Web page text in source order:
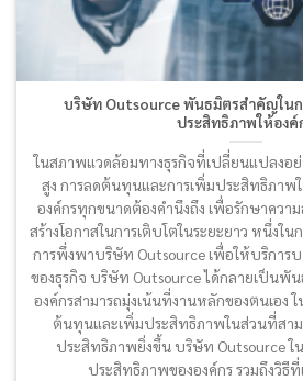
บริษัท Outsource พันธมิตรสำคัญใน
ประสิทธิภาพให้องค์
ในสภาพแวดล้อมทางธุรกิจที่เปลี่ยนแปลงอย่
สูง การลดต้นทุนและการเพิ่มประสิทธิภาพ
องค์กรทุกขนาดต้องคำนึงถึง เพื่อรักษาควา
สร้างโอกาสในการเติบโตในระยะยาว หนึ่งใ
การพึ่งพาบริษัท Outsource เพื่อให้บริการ
ของธุรกิจ บริษัท Outsource ได้กลายเป็นพั
องค์กรสามารถมุ่งเน้นที่งานหลักของตนเอง
ต้นทุนและเพิ่มประสิทธิภาพในส่วนที่สาม
ประสิทธิภาพยิ่งขึ้น บริษัท Outsource
ประสิทธิภาพขององค์กร รวมถึงวิธีที่